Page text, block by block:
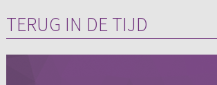
TERUG IN DE TIJD